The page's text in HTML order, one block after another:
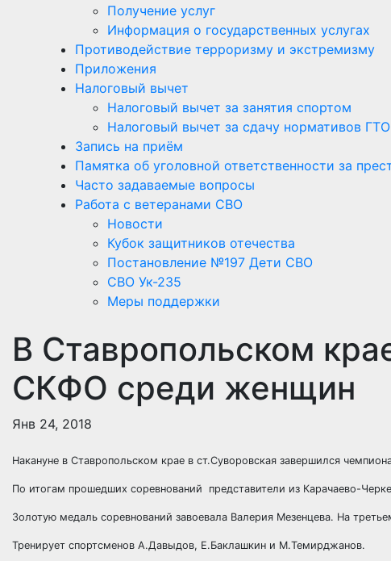
Получение услуг
Информация о государственных услугах
Противодействие терроризму и экстремизму
Приложения
Налоговый вычет
Налоговый вычет за занятия спортом
Налоговый вычет за сдачу нормативов ГТО
Запись на приём
Памятка об уголовной ответственности за
Часто задаваемые вопросы
Работа с ветеранами СВО
Новости
Кубок защитников отечества
Постановление №197 Дети СВО
СВО Ук-235
Меры поддержки
В Ставропольском
СКФО среди женщин
Янв 24, 2018
Накануне в Ставропольском крае в ст.Суворовская завершился
По итогам прошедших соревнований представители из Карачаево-
Золотую медаль соревнований завоевала Валерия Мезенцева. На
Тренирует спортсменов А.Давыдов, Е.Баклашкин и М.Темирджанов.